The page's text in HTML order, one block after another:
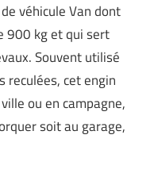
véhicule Van dont
900 kg et qui sert
Souvent utilisé
reculées, cet engin
ou en campagne,
soit au garage,